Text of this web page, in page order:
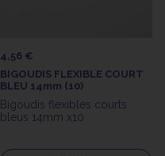
4,56 €
BIGOUDIS FLEXIBLE COURT
BLEU 14mm (10)
Bigoudis flexibles courts
bleus 14mm x10